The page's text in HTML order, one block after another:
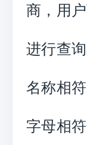
商，用
进行查
名称相
字母相